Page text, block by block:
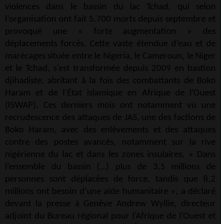
violences dans le bassin du lac Tchad, qui selon
l’organisation ont fait 5.700 morts depuis septembre et
provoqué une « forte augmentation » des
déplacements forcés. Cette vaste étendue d’eau et de
marécages située entre le Nigeria, le Cameroun, le Niger
et le Tchad, s’est transformée depuis 2009 en bastion
djihadiste, abritant à la fois des combattants de Boko
Haram et de l’État islamique en Afrique de l’Ouest
(ISWAP). Ces derniers mois ont notamment vu une
recrudescence des attaques de JAS, une des factions de
Boko Haram, avec des enlèvements et des attaques
contre des postes avancés, notamment sur la rive
nigérienne du lac et dans les zones insulaires. « Dans
l’ensemble du bassin (…) plus de 3,5 millions de
personnes sont déplacées de force, tandis que 8,2
millions ont besoin d’une aide humanitaire », a déclaré
devant la presse à Genève Andrew Wyllie, directeur
adjoint du Bureau régional pour l’Afrique de l’Ouest et